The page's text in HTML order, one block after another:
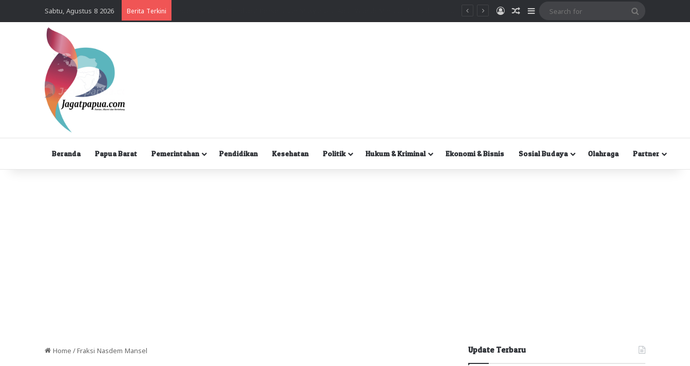
Sabtu, Agustus 8 2026 Berita Terkini MasukRandom Article
Sidebar
Beranda Papua Barat Pemerintahan Pendidikan Kesehatan Politik Hukum & Kriminal Ekonomi & Bisnis Sosial Budaya Olahraga Partner
Home / Fraksi Nasdem Mansel Update Terbaru